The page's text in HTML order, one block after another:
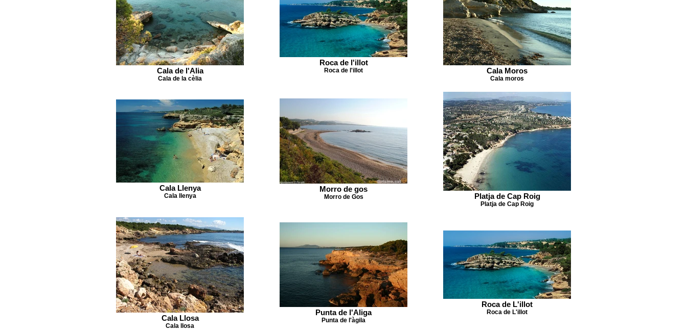
Cala de l'Alia
Cala de la cèlia
Roca de l'illot
Roca de l'illot Cala Moros
Cala moros
Cala Llenya
Cala llenya
Morro de gos
Morro de Gos Platja de Cap Roig
Platja de Cap Roig
Cala Llosa
Cala llosa
Punta de l'Aliga
Punta de l'àgila
Roca de L'illot
Roca de L'illot